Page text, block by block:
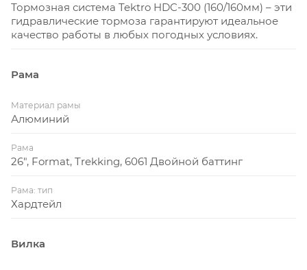
Тормозная система Tektro HDC-300 (160/160мм) – эти
гидравлические тормоза гарантируют идеальное
качество работы в любых погодных условиях.
Рама
Материал рамы
Алюминий
Рама
26", Format, Trekking, 6061 Двойной баттинг
Рама: тип
Хардтейл
Вилка